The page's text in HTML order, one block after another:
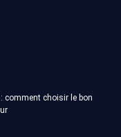
comment choisir le bon